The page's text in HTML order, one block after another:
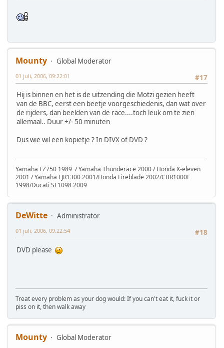
Mounty
Global Moderator
#17
01 juli, 2006, 09:22:01
Hij is binnen en het is de uitzending die Motzi gezien heeft
van de BBC, eerst een beetje voorgeschiedenis, dan wat over
de rijders, dan beelden van de race....toch leuk om te zien
allemaal.. Duur +/- 50 minuten
Dus wie wil een kopietje ? In DIVX of DVD ?
Yamaha FZ750 1989 / Yamaha Thunderace 2000 / Honda X-eleven
2001 / Yamaha FJR1300 2001/Honda Fireblade 2002/CBR1000F
1998/Ducati SF1098 2009
DeWitte
Administrator
#18
01 juli, 2006, 09:22:54
DVD please
Treat every problem as your dog would: If you can't eat it, fuck it or
piss on it, then walk away
Mounty
Global Moderator